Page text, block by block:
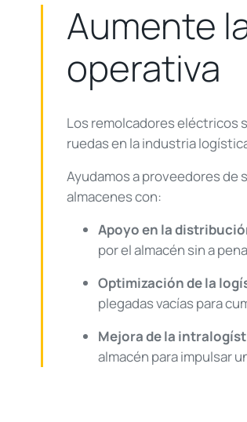
Aumente
operativa
Los remolcadores eléctricos
ruedas en la industria
Ayudamos a proveedores de
almacenes con:
Apoyo en la
por el almacén sin a
Optimización de la
plegadas vacías para
Mejora de la
almacén para impulsar